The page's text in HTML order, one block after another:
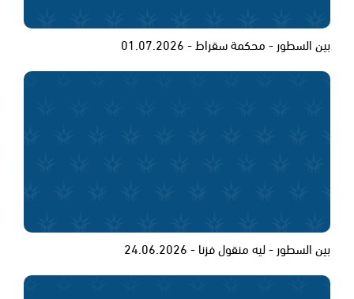
بين السطور - محكمة سقراط - 01.07.2026
بين السطور - ليه منقول فزنا - 24.06.2026